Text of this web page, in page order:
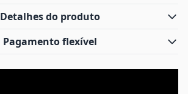
Detalhes do produto
Pagamento flexível